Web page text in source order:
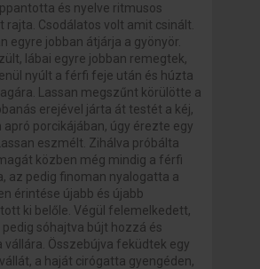
és nyelve ritmusos
rajta. Csodálatos volt amit csinált.
egyre jobban átjárja a gyönyör.
lábai egyre jobban remegtek,
nyúlt a férfi feje után és húzta
Lassan megszűnt körülötte a
erejével járta át testét a kéj,
porcikájában, úgy érezte egy
eszmélt. Zihálva próbálta
közben még mindig a férfi
az pedig finoman nyalogatta a
érintése újabb és újabb
ki belőle. Végül felemelkedett,
sóhajtva bújt hozzá és
Összebújva feküdtek egy
a haját cirógatta gyengéden,